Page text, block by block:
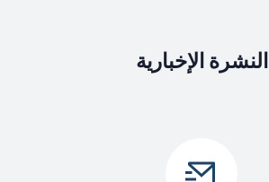
النشرة الإخبارية